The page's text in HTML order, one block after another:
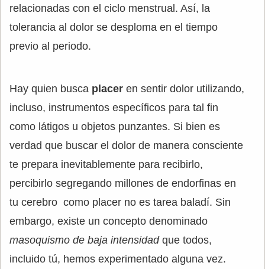
relacionadas con el ciclo menstrual. Así, la
tolerancia al dolor se desploma en el tiempo
previo al periodo.
Hay quien busca placer en sentir dolor utilizando,
incluso, instrumentos específicos para tal fin
como látigos u objetos punzantes. Si bien es
verdad que buscar el dolor de manera consciente
te prepara inevitablemente para recibirlo,
percibirlo segregando millones de endorfinas en
tu cerebro como placer no es tarea baladí. Sin
embargo, existe un concepto denominado
masoquismo de baja intensidad que todos,
incluido tú, hemos experimentado alguna vez.